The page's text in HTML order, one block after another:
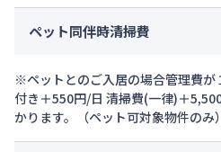
ペット同伴時清掃費
※ペットとのご入居の場合管理費が
付き＋550円/日 清掃費(一律)＋
かります。（ペット可対象物件のみ）